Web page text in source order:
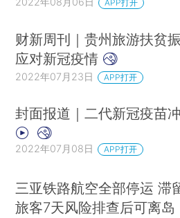
APP打开
财新周刊｜贵州旅游扶贫
应对新冠疫情
2022年07月23日 APP打开
封面报道｜二代新冠疫苗
2022年07月08日 APP打开
三亚铁路航空全部停运 滞
旅客7天风险排查后可离岛